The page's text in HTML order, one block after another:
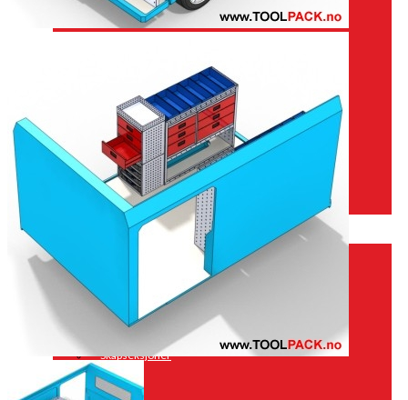
Opel
Toyota
Volkswagen
Andre merker
Tilbehør
Hyllereoler, hyllevanger og hyller
Skuffeseksjoner
Bunnskuffer
Skapseksjoner
Tilbehør